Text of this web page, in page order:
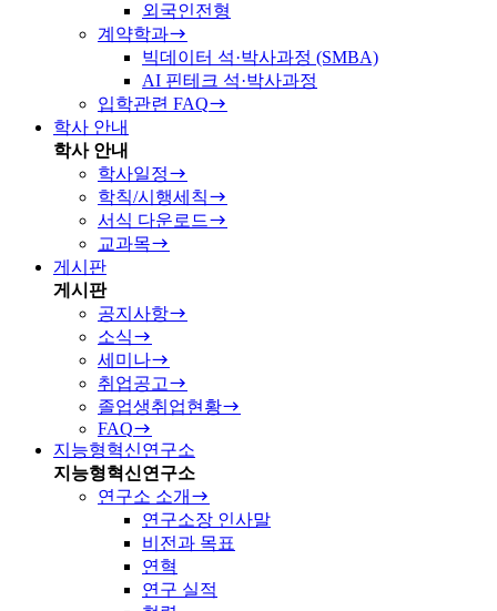
외국인전형
계약학과
빅데이터 석·박사과정 (SMBA)
AI 핀테크 석·박사과정
입학관련 FAQ
학사 안내
학사 안내
학사일정
학칙/시행세칙
서식 다운로드
교과목
게시판
게시판
공지사항
소식
세미나
취업공고
졸업생취업현황
FAQ
지능형혁신연구소
지능형혁신연구소
연구소 소개
연구소장 인사말
비전과 목표
연혁
연구 실적